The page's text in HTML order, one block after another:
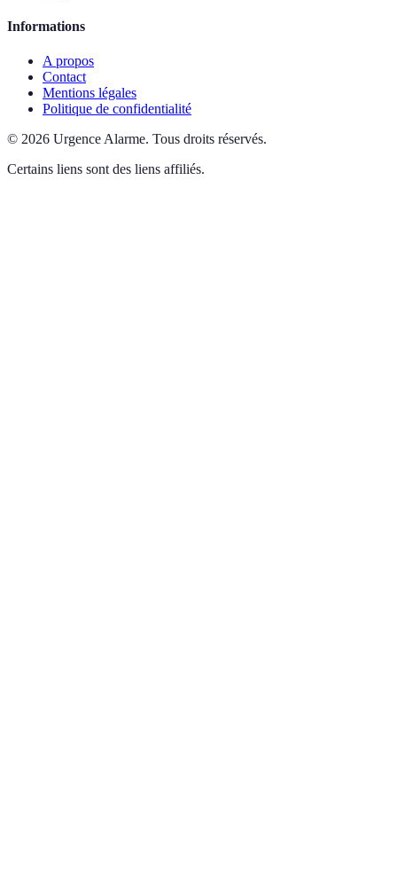
Informations
A propos
Contact
Mentions légales
Politique de confidentialité
© 2026 Urgence Alarme. Tous droits réservés.
Certains liens sont des liens affiliés.